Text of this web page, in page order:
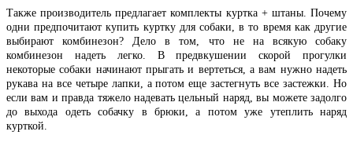
Также производитель предлагает комплекты куртка + штаны. Почему
одни предпочитают купить куртку для собаки, в то время как другие
выбирают комбинезон? Дело в том, что не на всякую собаку
комбинезон надеть легко. В предвкушении скорой прогулки
некоторые собаки начинают прыгать и вертеться, а вам нужно надеть
рукава на все четыре лапки, а потом еще застегнуть все застежки. Но
если вам и правда тяжело надевать цельный наряд, вы можете задолго
до выхода одеть собачку в брюки, а потом уже утеплить наряд
курткой.